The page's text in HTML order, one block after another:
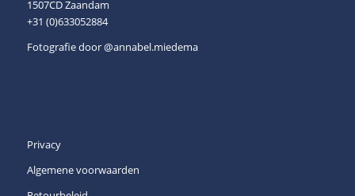
1507CD Zaandam
+31 (0)633052884
Fotografie door@annabel.miedema
Privacy
Algemene voorwaarden